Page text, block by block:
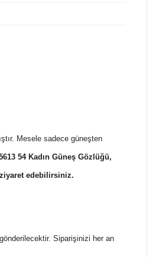
Mesele sadece güneşten
54 Kadın Güneş Gözlüğü,
edebilirsiniz.
Siparişinizi her an